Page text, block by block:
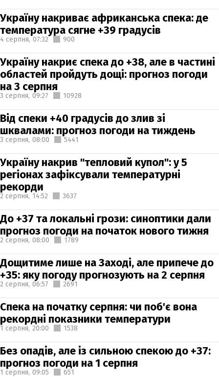
Україну накриває африканська спека: де
температура сягне +39 градусів
4 серпня, 07:32 900
Україну накриє спека до +38, але в частині
областей пройдуть дощі: прогноз погоди
на 3 серпня
3 серпня, 09:27 10928
Від спеки +40 градусів до злив зі
шквалами: прогноз погоди на тиждень
3 серпня, 08:00 5441
Україну накрив "тепловий купол": у 5
регіонах зафіксували температурні
рекорди
2 серпня, 14:52 3637
До +37 та локальні грози: синоптики дали
прогноз погоди на початок нового тижня
2 серпня, 08:00 1789
Дощитиме лише на Заході, але припече до
+35: яку погоду прогнозують на 2 серпня
2 серпня, 06:57 2691
Спека на початку серпня: чи поб'є вона
рекордні показники температури
1 серпня, 20:00 1538
Без опадів, але із сильною спекою до +37:
прогноз погоди на 1 серпня
1 серпня, 09:05 651